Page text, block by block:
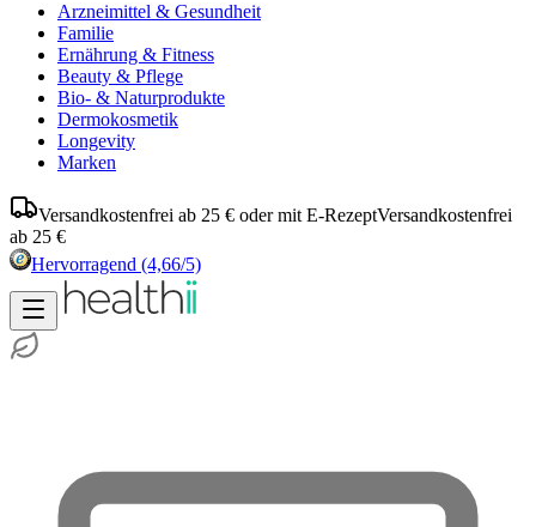
Arzneimittel & Gesundheit
Familie
Ernährung & Fitness
Beauty & Pflege
Bio- & Naturprodukte
Dermokosmetik
Longevity
Marken
Versandkostenfrei ab 25 € oder mit E-RezeptVersandkostenfrei
ab 25 €
Hervorragend (4,66/5)